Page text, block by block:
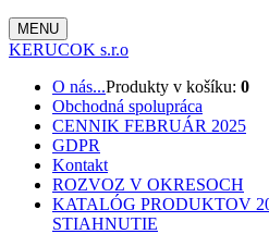
MENU
KERUCOK s.r.o
O nás...Produkty v košíku: 0
Obchodná spolupráca
CENNIK FEBRUÁR 2025
GDPR
Kontakt
ROZVOZ V OKRESOCH
KATALÓG PRODUKTOV
STIAHNUTIE